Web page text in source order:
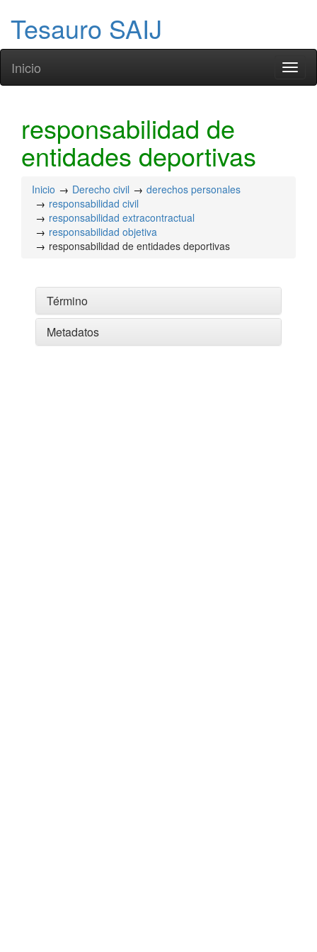
Tesauro SAIJ
Inicio
responsabilidad de
entidades deportivas
Inicio Derecho civil
derechos personales
responsabilidad civil
responsabilidad extracontractual
responsabilidad objetiva
responsabilidad de entidades deportivas
Término
Metadatos